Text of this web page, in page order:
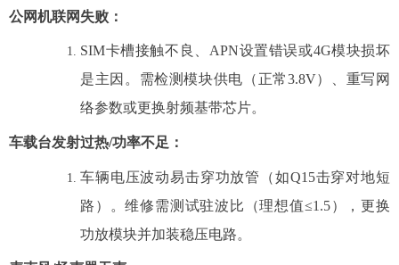
公网机联网失败 ：
SIM卡槽接触不良、APN设置错误或4G模块损坏
是主因。需检测模块供电（正常3.8V）、重写网
络参数或更换射频基带芯片。
车载台发射过热/功率不足 ：
车辆电压波动易击穿功放管（如Q15击穿对地短
路）。维修需测试驻波比（理想值≤1.5），更换
功放模块并加装稳压电路。